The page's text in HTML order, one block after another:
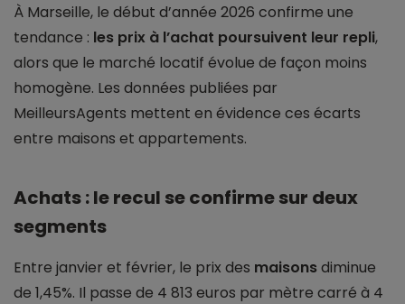
À Marseille, le début d’année 2026 confirme une
tendance : les prix à l’achat poursuivent leur repli,
alors que le marché locatif évolue de façon moins
homogène. Les données publiées par
MeilleursAgents mettent en évidence ces écarts
entre maisons et appartements.
Achats : le recul se confirme sur deux
segments
Entre janvier et février, le prix des maisonsdiminue
de 1,45%. Il passe de 4 813 euros par mètre carré à 4